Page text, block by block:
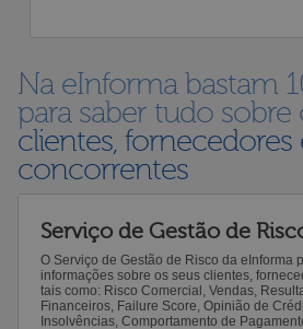
Na eInforma bastam
para saber tudo sobre
clientes, fornecedores
concorrentes
Serviço de Gestão de
O Serviço de Gestão de Risco da eInforma
informações sobre os seus clientes,
tais como: Risco Comercial, Vendas,
Financeiros, Failure Score, Opinião de
Insolvências, Comportamento de